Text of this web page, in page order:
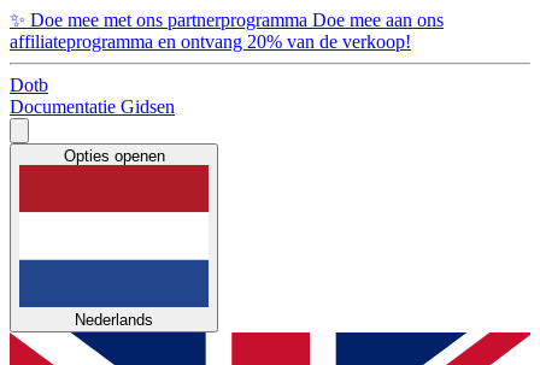
✨ Doe mee met ons partnerprogramma Doe mee aan ons
affiliateprogramma en ontvang 20% van de verkoop!
Dotb
Documentatie Gidsen
Opties openen
Nederlands